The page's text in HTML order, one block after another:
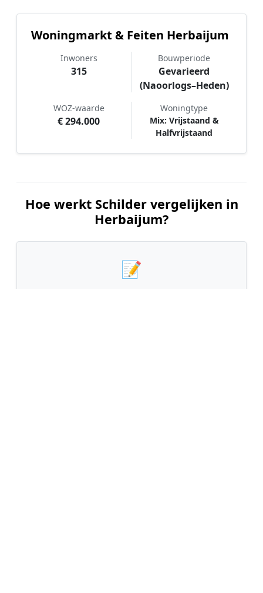
Woningmarkt & Feiten Herbaijum
Inwoners
315
Bouwperiode
Gevarieerd
(Naoorlogs–Heden)
WOZ-waarde
€ 294.000
Woningtype
Mix: Vrijstaand &
Halfvrijstaand
Hoe werkt Schilder vergelijken in
Herbaijum?
📝